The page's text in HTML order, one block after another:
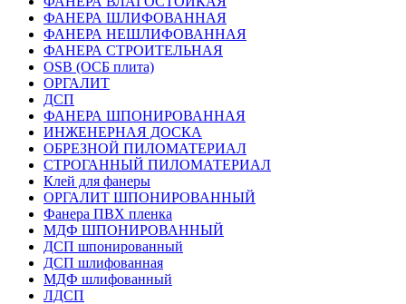
ФАНЕРА ШЛИФОВАННАЯ
ФАНЕРА НЕШЛИФОВАННАЯ
ФАНЕРА СТРОИТЕЛЬНАЯ
OSB (ОСБ плита)
ОРГАЛИТ
ДСП
ФАНЕРА ШПОНИРОВАННАЯ
ИНЖЕНЕРНАЯ ДОСКА
ОБРЕЗНОЙ ПИЛОМАТЕРИАЛ
СТРОГАННЫЙ ПИЛОМАТЕРИАЛ
Клей для фанеры
ОРГАЛИТ ШПОНИРОВАННЫЙ
Фанера ПВХ пленка
МДФ ШПОНИРОВАННЫЙ
ДСП шпонированный
ДСП шлифованная
МДФ шлифованный
ЛДСП